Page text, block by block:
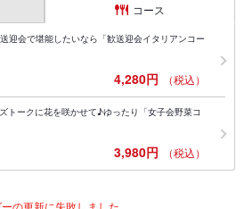
コース
迎会で堪能したいなら「歓送迎会イタリアンコー
4,280円 （税込）
トークに花を咲かせて♪ゆったり「女子会野菜コ
3,980円 （税込）
の更新に失敗しました。